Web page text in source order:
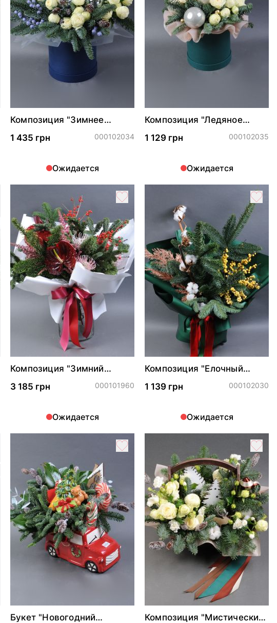
Композиция "Зимнее
1 435 грн
000102034
Ожидается
Композиция "Ледяное
1 129 грн
000102035
Ожидается
Композиция "Зимний
3 185 грн
000101960
Ожидается
Композиция "Елочный
1 139 грн
000102030
Ожидается
Букет "Новогодний
Композиция "Мистический